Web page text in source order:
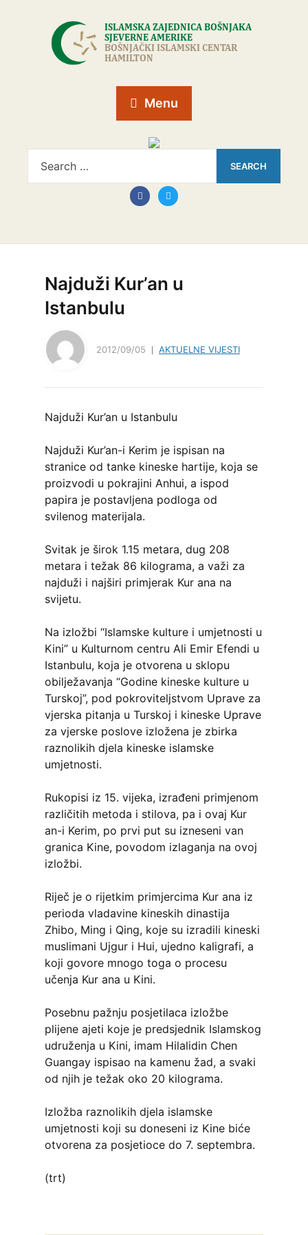
Menu
Najduži Kur’an u
Istanbulu
2012/09/05 AKTUELNE VIJESTI
Najduži Kur’an u Istanbulu
Najduži Kur’an-i Kerim je ispisan na
stranice od tanke kineske hartije, koja se
proizvodi u pokrajini Anhui, a ispod
papira je postavljena podloga od
svilenog materijala.
Svitak je širok 1.15 metara, dug 208
metara i težak 86 kilograma, a važi za
najduži i najširi primjerak Kur ana na
svijetu.
Na izložbi “Islamske kulture i umjetnosti u
Kini” u Kulturnom centru Ali Emir Efendi u
Istanbulu, koja je otvorena u sklopu
obilježavanja “Godine kineske kulture u
Turskoj”, pod pokroviteljstvom Uprave za
vjerska pitanja u Turskoj i kineske Uprave
za vjerske poslove izložena je zbirka
raznolikih djela kineske islamske
umjetnosti.
Rukopisi iz 15. vijeka, izrađeni primjenom
različitih metoda i stilova, pa i ovaj Kur
an-i Kerim, po prvi put su izneseni van
granica Kine, povodom izlaganja na ovoj
izložbi.
Riječ je o rijetkim primjercima Kur ana iz
perioda vladavine kineskih dinastija
Zhibo, Ming i Qing, koje su izradili kineski
muslimani Ujgur i Hui, ujedno kaligrafi, a
koji govore mnogo toga o procesu
učenja Kur ana u Kini.
Posebnu pažnju posjetilaca izložbe
plijene ajeti koje je predsjednik Islamskog
udruženja u Kini, imam Hilalidin Chen
Guangay ispisao na kamenu žad, a svaki
od njih je težak oko 20 kilograma.
Izložba raznolikih djela islamske
umjetnosti koji su doneseni iz Kine biće
otvorena za posjetioce do 7. septembra.
(trt)